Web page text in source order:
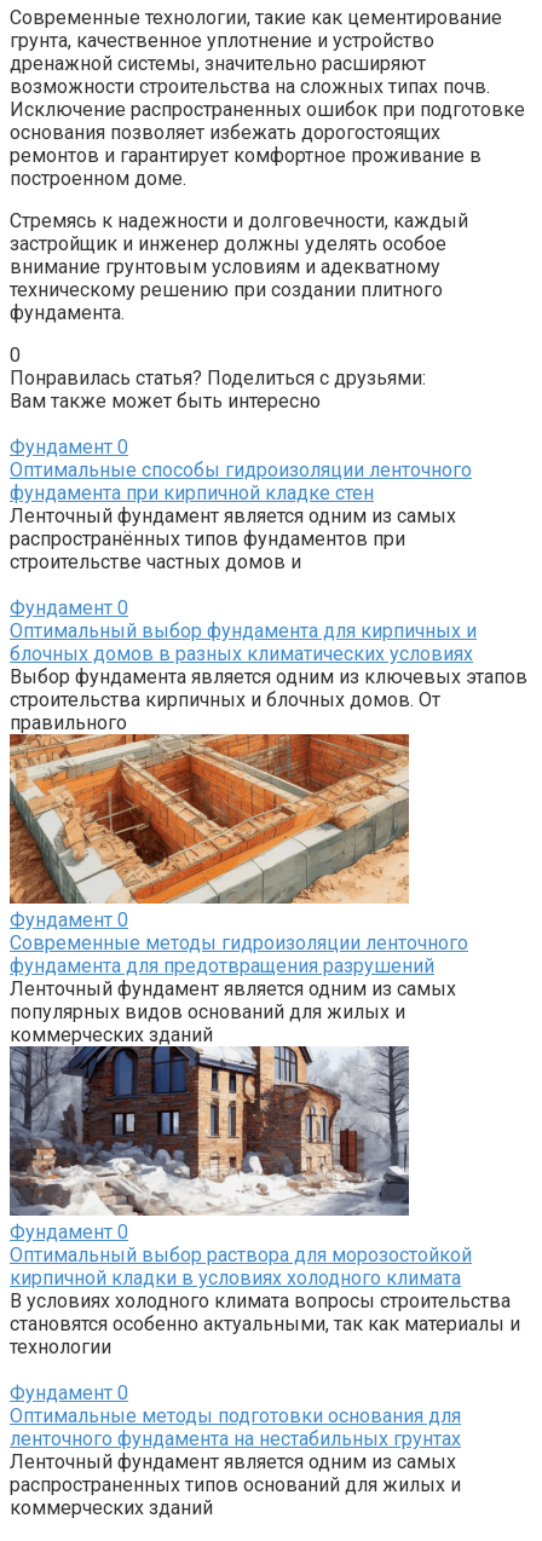
Современные технологии, такие как цементирование
грунта, качественное уплотнение и устройство
дренажной системы, значительно расширяют
возможности строительства на сложных типах почв.
Исключение распространенных ошибок при подготовке
основания позволяет избежать дорогостоящих
ремонтов и гарантирует комфортное проживание в
построенном доме.
Стремясь к надежности и долговечности, каждый
застройщик и инженер должны уделять особое
внимание грунтовым условиям и адекватному
техническому решению при создании плитного
фундамента.
0
Понравилась статья? Поделиться с друзьями:
Вам также может быть интересно
Фундамент 0
Оптимальные способы гидроизоляции ленточного
фундамента при кирпичной кладке стен
Ленточный фундамент является одним из самых
распространённых типов фундаментов при
строительстве частных домов и
Фундамент 0
Оптимальный выбор фундамента для кирпичных и
блочных домов в разных климатических условиях
Выбор фундамента является одним из ключевых этапов
строительства кирпичных и блочных домов. От
правильного
Фундамент 0
Современные методы гидроизоляции ленточного
фундамента для предотвращения разрушений
Ленточный фундамент является одним из самых
популярных видов оснований для жилых и
коммерческих зданий
Фундамент 0
Оптимальный выбор раствора для морозостойкой
кирпичной кладки в условиях холодного климата
В условиях холодного климата вопросы строительства
становятся особенно актуальными, так как материалы и
технологии
Фундамент 0
Оптимальные методы подготовки основания для
ленточного фундамента на нестабильных грунтах
Ленточный фундамент является одним из самых
распространенных типов оснований для жилых и
коммерческих зданий